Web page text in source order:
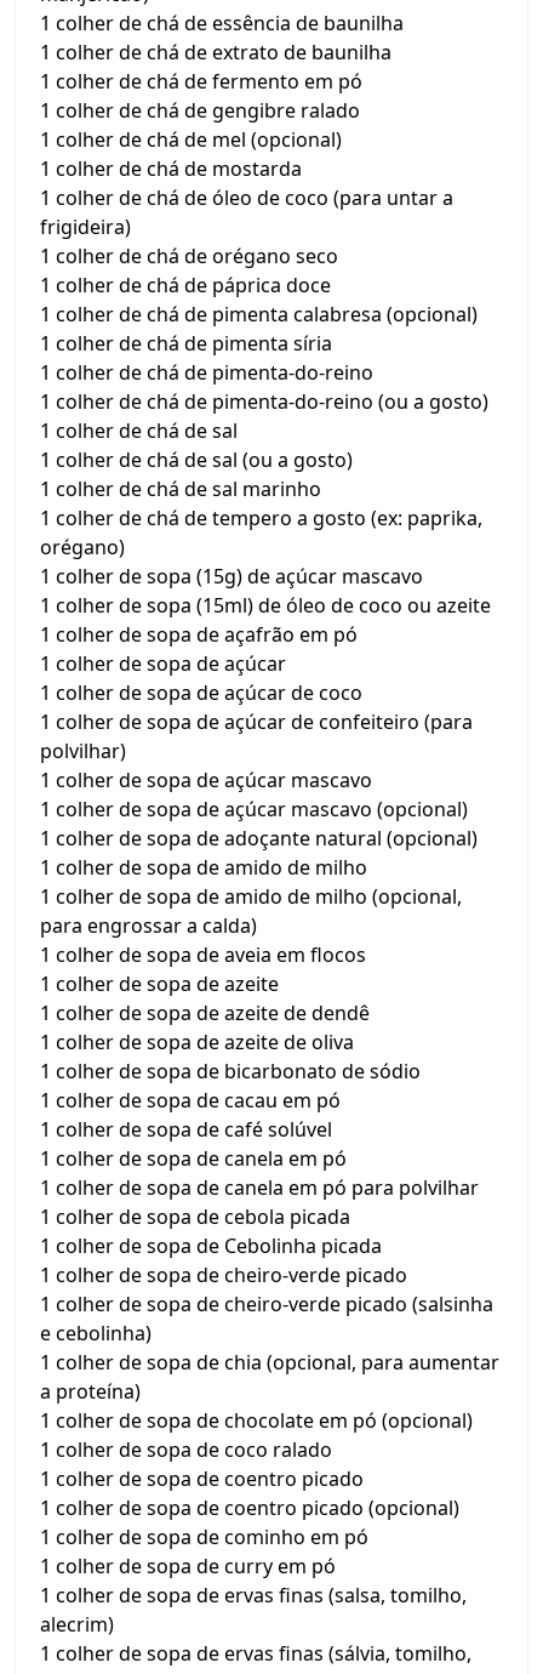
1 colher de chá de essência de baunilha
1 colher de chá de extrato de baunilha
1 colher de chá de fermento em pó
1 colher de chá de gengibre ralado
1 colher de chá de mel (opcional)
1 colher de chá de mostarda
1 colher de chá de óleo de coco (para untar a
frigideira)
1 colher de chá de orégano seco
1 colher de chá de páprica doce
1 colher de chá de pimenta calabresa (opcional)
1 colher de chá de pimenta síria
1 colher de chá de pimenta-do-reino
1 colher de chá de pimenta-do-reino (ou a gosto)
1 colher de chá de sal
1 colher de chá de sal (ou a gosto)
1 colher de chá de sal marinho
1 colher de chá de tempero a gosto (ex: paprika,
orégano)
1 colher de sopa (15g) de açúcar mascavo
1 colher de sopa (15ml) de óleo de coco ou azeite
1 colher de sopa de açafrão em pó
1 colher de sopa de açúcar
1 colher de sopa de açúcar de coco
1 colher de sopa de açúcar de confeiteiro (para
polvilhar)
1 colher de sopa de açúcar mascavo
1 colher de sopa de açúcar mascavo (opcional)
1 colher de sopa de adoçante natural (opcional)
1 colher de sopa de amido de milho
1 colher de sopa de amido de milho (opcional,
para engrossar a calda)
1 colher de sopa de aveia em flocos
1 colher de sopa de azeite
1 colher de sopa de azeite de dendê
1 colher de sopa de azeite de oliva
1 colher de sopa de bicarbonato de sódio
1 colher de sopa de cacau em pó
1 colher de sopa de café solúvel
1 colher de sopa de canela em pó
1 colher de sopa de canela em pó para polvilhar
1 colher de sopa de cebola picada
1 colher de sopa de Cebolinha picada
1 colher de sopa de cheiro-verde picado
1 colher de sopa de cheiro-verde picado (salsinha
e cebolinha)
1 colher de sopa de chia (opcional, para aumentar
a proteína)
1 colher de sopa de chocolate em pó (opcional)
1 colher de sopa de coco ralado
1 colher de sopa de coentro picado
1 colher de sopa de coentro picado (opcional)
1 colher de sopa de cominho em pó
1 colher de sopa de curry em pó
1 colher de sopa de ervas finas (salsa, tomilho,
alecrim)
1 colher de sopa de ervas finas (sálvia, tomilho,